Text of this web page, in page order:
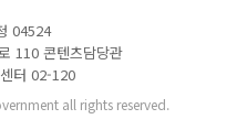
04524
110 콘텐츠담당관
터 02-120
all rights reserved.